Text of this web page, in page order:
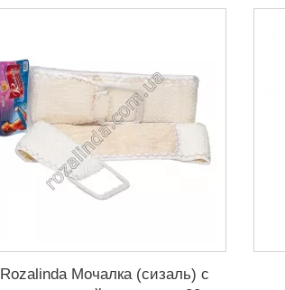
Rozalinda Мочалка (сизаль) с